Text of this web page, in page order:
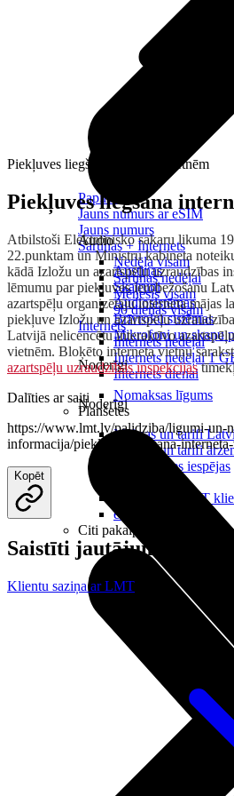
Papildināt
Jauns numurs ar eSIM
Jauns numurs
Sarunas + Internets
Nedēļa visam
Sarunas nedēļai
Mēnesis visam
90 dienas visam
Internets
Internets nedēļai
Internets nedēļai 1
Internets dienai
Noderīgi
Maksas un tarifi
Maksas un tarifi
LMT Kartes iespējas
Kā kļūt par LMT
eSIM tehnoloģija
Citi pakalpojumi
Audio
Austiņas
Skaļruņi
Audiosistēmas
Brīvroku sistēmas
Mikrofoni un skaņu
Noderīgi
Nomaksas līgums
Planšetes
Piekļuves liegšana interneta vietnēm
Piekļuves liegšana
Atbilstoši Elektronisko sakaru likuma
22.punktam un Ministru kabineta
kādā Izložu un azartspēļu uzraudzības
lēmumu par piekļuves ierobežošanu
azartspēļu organizētāju interneta mājas
piekļuve Izložu un azartspēļu
Latvijā nelicencētu interaktīvo
vietnēm. Bloķēto interneta vietņu
azartspēļu uzraudzības inspekcijas
Dalīties ar saiti
https://www.lmt.lv/palidziba/ligumi-un-
informacija/piekluves-liegsana-
Kopēt
Saistīti jautājumi
Klientu saziņa ar LMT